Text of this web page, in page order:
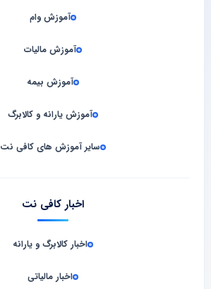
آموزش وام
آموزش مالیات
آموزش بیمه
آموزش یارانه و کالابرگ
سایر آموزش های کافی نت
اخبار کافی نت
اخبار کالابرگ و یارانه
اخبار مالیاتی